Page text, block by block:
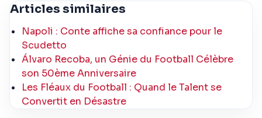
Articles similaires
Napoli : Conte affiche sa confiance pour le
Scudetto
Álvaro Recoba, un Génie du Football Célèbre
son 50ème Anniversaire
Les Fléaux du Football : Quand le Talent se
Convertit en Désastre